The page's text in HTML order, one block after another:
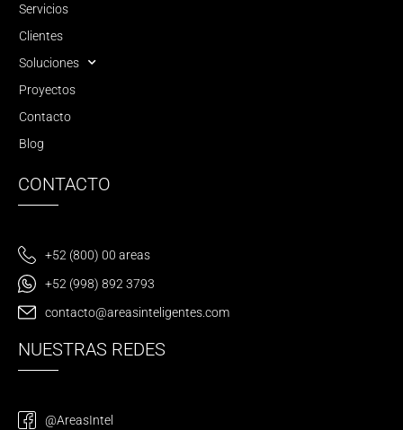
Servicios
Clientes
Soluciones
Proyectos
Contacto
Blog
CONTACTO
+52 (800) 00 areas
+52 (998) 892 3793
contacto@areasinteligentes.com
NUESTRAS REDES
@AreasIntel